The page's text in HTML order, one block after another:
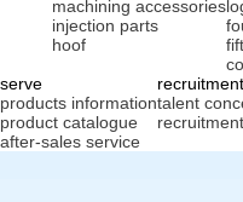
machining accessories
injection parts
hoof
serve
products information
product catalogue
after-sales service
recruitment
talent
recruitment